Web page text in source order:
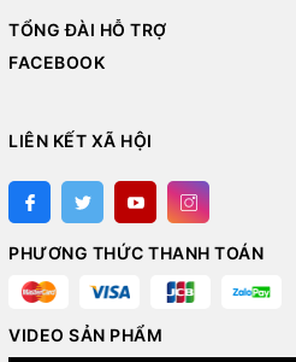
TỔNG ĐÀI HỖ TRỢ
FACEBOOK
LIÊN KẾT XÃ HỘI
PHƯƠNG THỨC THANH TOÁN
VIDEO SẢN PHẨM